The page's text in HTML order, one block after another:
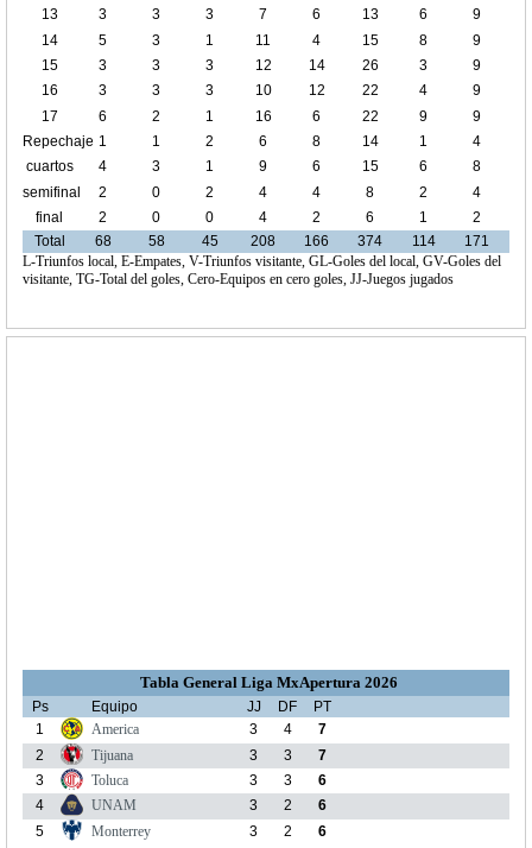
13
3 3 3 7 6 13 6
9
14
5 3 1 11 4 15 8
9
15
3 3 3 12 14 26 3
9
16
3 3 3 10 12 22 4
9
17
6 2 1 16 6 22 9
9
Repechaje 1 1 2 6 8 14 1
4
cuartos
de final
4 3 1 9 6 15 6
8
semifinal
2 0 2 4 4 8 2
4
final
2 0 0 4 2 6 1
2
Total
68 58 45 208 166 374 114
171
L-Triunfos local, E-Empates, V-Triunfos visitante, GL-Goles del local, GV-Goles del
visitante, TG-Total del goles, Cero-Equipos en cero goles, JJ-Juegos jugados
Tabla General Liga MxApertura 2026
Ps Equipo JJ DF
PT
1
America 3 4
7
2
Tijuana 3 3
7
3
Toluca 3 3
6
4
UNAM 3 2
6
5
Monterrey 3 2 6